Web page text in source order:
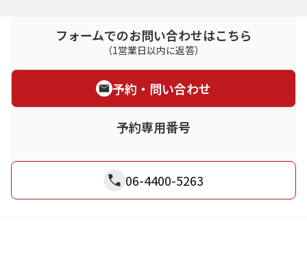
フォームでのお問い合わせはこちら
（1営業日以内に返答）
予約・問い合わせ
予約専用番号
06-4400-5263